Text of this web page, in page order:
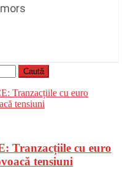
Tranzacțiile cu euro
tensiuni